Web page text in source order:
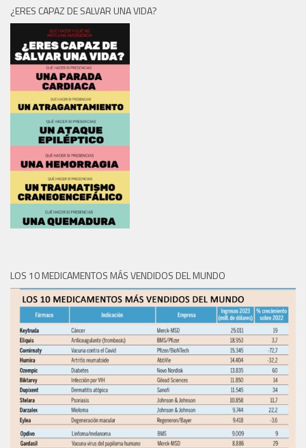
¿ERES CAPAZ DE SALVAR UNA VIDA?
LOS 10 MEDICAMENTOS MÁS VENDIDOS DEL MUNDO